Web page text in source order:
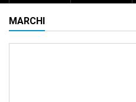
MARCHI